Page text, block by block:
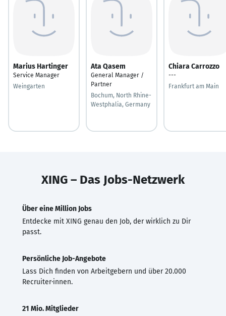
Marius Hartinger
Service Manager
Weingarten
Ata Qasem
General Manager /
Partner
Bochum, North Rhine-
Westphalia, Germany
Chiara Carrozzo
---
Frankfurt am Main
XING – Das Jobs-Netzwerk
Über eine Million Jobs
Entdecke mit XING genau den Job, der wirklich zu Dir
passt.
Persönliche Job-Angebote
Lass Dich finden von Arbeitgebern und über 20.000
Recruiter·innen.
21 Mio. Mitglieder